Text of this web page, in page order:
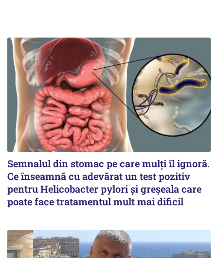
Semnalul din stomac pe care mulți îl ignoră.
Ce înseamnă cu adevărat un test pozitiv
pentru Helicobacter pylori și greșeala care
poate face tratamentul mult mai dificil